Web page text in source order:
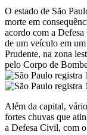
O estado de São
morte em
acordo com a
de um veículo em
Prudente, na zona
pelo Corpo de
Além da capital,
fortes chuvas que
a Defesa Civil, com